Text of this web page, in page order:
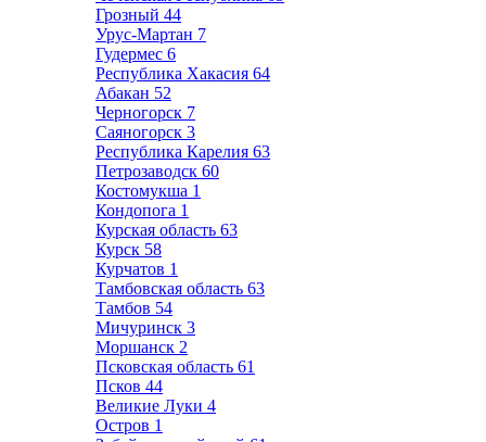
Грозный 44
Урус-Мартан 7
Гудермес 6
Республика Хакасия 64
Абакан 52
Черногорск 7
Саяногорск 3
Республика Карелия 63
Петрозаводск 60
Костомукша 1
Кондопога 1
Курская область 63
Курск 58
Курчатов 1
Тамбовская область 63
Тамбов 54
Мичуринск 3
Моршанск 2
Псковская область 61
Псков 44
Великие Луки 4
Остров 1